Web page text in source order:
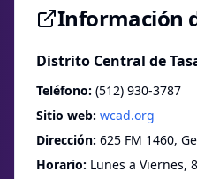
Información
Distrito Central de
Teléfono: (512) 930-3787
Sitio web: wcad.org
Dirección: 625 FM 1460,
Horario: Lunes a Viernes,